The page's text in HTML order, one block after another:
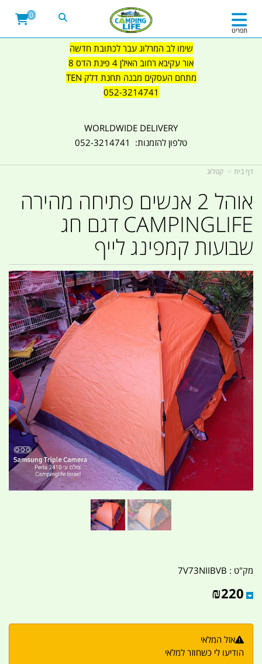
שימו לב המרלוג עבר לכתובת חדשה
אור עקיבא רחוב האילן 4 פינת הדס 8
מתחם העסקים מבנה תחנת דלק TEN
052-3214741
WORLDWIDE DELIVERY
טלפון להזמנות: 052-3214741
תפריט
0
דף בית קטלוג
אוהל 2 אנשים פתיחה מהירה
CAMPINGLIFE דגם חג
שבועות קמפינג לייף
מק"ט : 7V73NIIBVB
₪220
אזל המלאי
הודיעו לי כשחוזר למלאי